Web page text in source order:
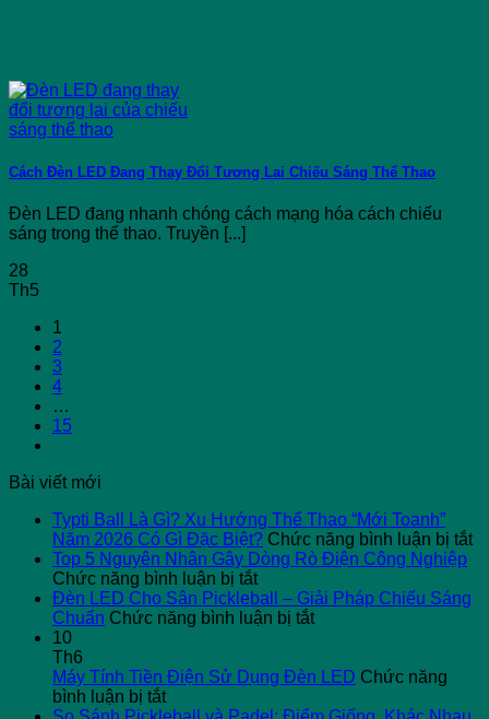
Cách Đèn LED Đang Thay Đổi Tương Lai Chiếu Sáng Thể Thao
Đèn LED đang nhanh chóng cách mạng hóa cách chiếu
sáng trong thể thao. Truyền [...]
28
Th5
1
2
3
4
…
15
Bài viết mới
Typti Ball Là Gì? Xu Hướng Thể Thao “Mới Toanh”
Năm 2026 Có Gì Đặc Biệt? Chức năng bình luận bị tắtở
Top 5 Nguyên Nhân Gây Dòng Rò Điện Công Nghiệp
Chức năng bình luận bị tắtở
Top
5
Gây
Đèn LED Cho Sân Pickleball – Giải Pháp Chiếu Sáng
Chuẩn Chức năng bình luận bị tắtở
Cho
10
Th6
Máy Tính Tiền Điện Sử Dụng Đèn LED Chức năng
bình luận bị tắtở